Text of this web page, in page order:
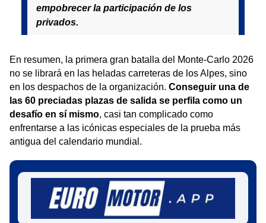
empobrecer la participación de los
privados.
En resumen, la primera gran batalla del Monte-Carlo 2026
no se librará en las heladas carreteras de los Alpes, sino
en los despachos de la organización. Conseguir una de
las 60 preciadas plazas de salida se perfila como un
desafío en sí mismo, casi tan complicado como
enfrentarse a las icónicas especiales de la prueba más
antigua del calendario mundial.